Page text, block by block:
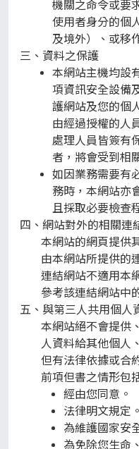
機關之命令或要
使用者身分的個
及境外）、或移
資料之保護
本網站主機均設
項資訊安全設備
護網站及您的個
由經過授權的人
處理人員皆簽有
者，將會受到相
如因業務需要有
務時，本網站亦
且採取必要檢查
網站對外的相關連
本網站的網頁提供
由本網站所提供的
連結網站不適用本
參考該連結網站中
與第三人共用個人
本網站絕不會提供
人資料給其他個人
但有法律依據或合
前項但書之情形包
經由您同意。
法律明文規定。
為維護國家安
為免除您生命